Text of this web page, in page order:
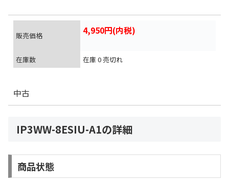
販売価格 4,950円(内税)
在庫数 在庫 0 売切れ
中古
IP3WW-8ESIU-A1の詳細
商品状態